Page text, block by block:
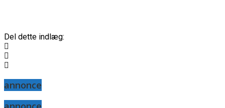
Del dette indlæg:
annonce